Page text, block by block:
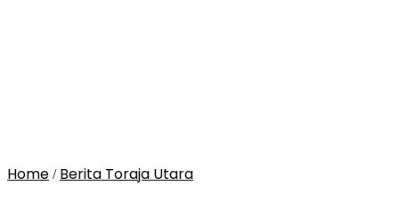
Home / Berita Toraja Utara